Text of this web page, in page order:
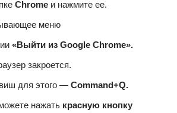
Chrome и нажмите ее.
меню
«Выйти из Google Chrome».
закроется.
для этого — Command+Q.
нажать красную кнопку